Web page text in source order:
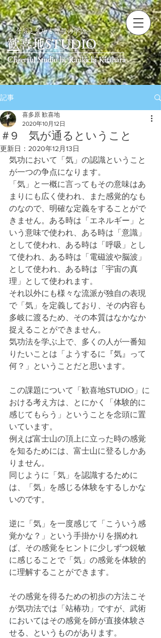
​歓喜地STUDIO
Cheerful Studio by Kankichi Kitahara
ー合気と気功と智慧の学舎ー
記事
＃9 気が通るということ
喜多原 歓喜地
2020年10月12日
更新日： 2020年12月13日
気功において「気」の認識ということ
が一つの争点になります。
「気」と一概に言ってもその意味はあ
まりにも広く使われ、また感覚的なも
のなので、明確な定義をすることがで
きません。ある時は「エネルギー」と
いう意味で使われ、ある時は「意識」
として使われ、ある時は「呼吸」とし
て使われ、ある時は「電磁波や脳波」
として使われ、ある時は「宇宙の真
理」として使われます。
それ以外にも様々な流派が独自の表現
で「気」を定義しており、その内容も
多岐に渡るため、その本質はなかなか
捉えることができません。
気功法を学ぶ上で、多くの人が一番知
りたいことは「ようするに『気』って
何？」ということだと思います。
この課題について「歓喜地STUDIO」に
おける考え方は、とにかく「体験的に
感じてもらう」ということを念頭に置
いています。
例えば富士山の頂上に立った時の感覚
を知るためには、富士山に登るしかあ
りません。
同じように「気」を認識するために
は、「気」を感じる体験をするしかな
いのです。
逆に「気」を一度感じて「こういう感
覚かな？」という手掛かりを掴めれ
ば、その感覚をヒントに少しずつ鋭敏
に感じることで「気」の感覚を体験的
に理解することができます。
その感覚を得るための初歩の方法こそ
が気功法では「 站椿功」ですが、武術
においてはその感覚を師が直接体験さ
せる、というものがあります。